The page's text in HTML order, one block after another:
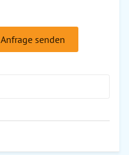
Anfrage senden